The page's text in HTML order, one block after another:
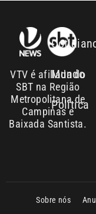
Área de
Entre
Copyright © 2026.
reservados | Empresa de